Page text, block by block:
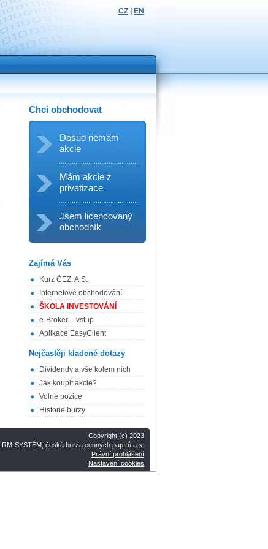
CZ EN
Chci obchodovat
Dosud nemám
akcie
Mám akcie z
privatizace
Jsem licencovaný
obchodník
Zajímá Vás
Kurz ČEZ, A.S.
Internetové obchodování
ŠKOLA INVESTOVÁNÍ
e-Broker – vstup
Aplikace EasyClient
Nejčastěji kladené dotazy
Dividendy a vše kolem nich
Jak koupit akcie?
Volné pozice
Historie burzy
Copyright (c) 2023
RM-SYSTÉM, česká burza cenných papírů a.s.
Právní prohlášení
Nastavení cookies